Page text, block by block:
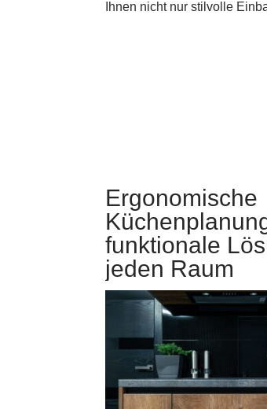
Ihnen nicht nur stilvolle
Ergonomische
funktionale
jeden Raum